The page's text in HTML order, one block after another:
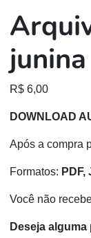
R$ 6,00
DOWNLOAD
Após a compra
Formatos: PDF,
Você não
Deseja